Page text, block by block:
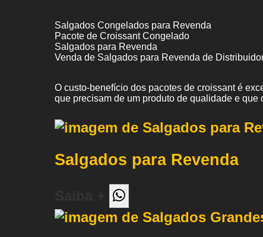
Salgados Congelados para Revenda
Pacote de Croissant Congelado
Salgados para Revenda
Venda de Salgados para Revenda de
O custo-benefício dos pacotes de croissant é
que precisam de um produto de qualidade e que
Salgados para Revenda